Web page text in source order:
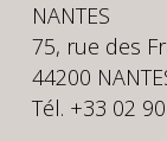
NANTES
75, rue des
44200
Tél. +33 02